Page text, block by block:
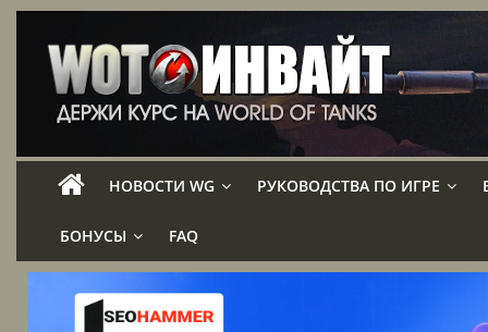
НОВОСТИ WG РУКОВОДСТВА ПО ИГРЕ
БОНУСЫ FAQ